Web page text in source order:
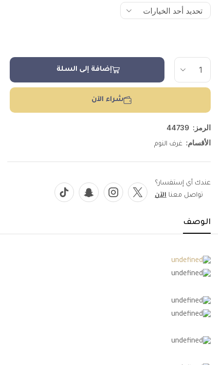
إضافة إلى السلة
شراء الآن
الرمز: 44739
الأقسام: غرف النوم
عندك أي إستفسار؟
تواصل معنا الآن
الوصف